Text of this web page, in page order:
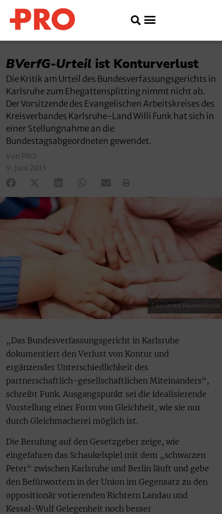
BVerfG-Urteil ist Konturverlust
Die Kritik am Urteil des Bundesverfassungsgerichts in
Karlsruhe zum Ehegattensplitting nimmt nicht ab.
Der Vorsitzende des Evangelischen Arbeitskreises des
Kreisverbandes Karlsruhe-Land Willi Funk hat sich in
einer Stellungnahme an die
Bundestagsabgeordneten gewendet.
Von PRO
9. Juni 2013
Foto: Dmitry Naumov/fotolia
„Das Bundesverfassungsgericht in Karlsruhe
dokumentiert den Verlust von Kontur und
ergänzender Unterschiedlichkeit des
partnerschaftlich-gesellschaftlichen Miteinanders“,
schreibt Funk. Ausgangspunkt sei die idealisierende
Vorstellung einer Form von Gleichheit, wie sie nur
durch Gleichmacherei möglich ist.
Die Berufung auf den Gesetzgeber zeige, wie
eingefahren das Schaukelspiel mit dem „schwarzen
Peter“ zwischen Karlsruhe und Berlin läuft und gebe
den Befürwortern in der Union im Gegensatz zu den
oppositionär votierenden Richtern Landau und
Kessal-Wulf Gelegenheit noch besser